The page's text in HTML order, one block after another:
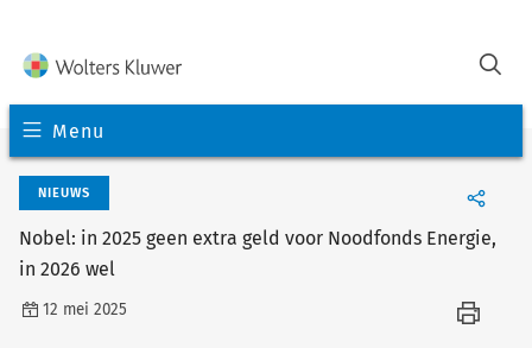
Menu
NIEUWS
Nobel: in 2025 geen extra geld voor Noodfonds Energie,
in 2026 wel
12 mei 2025